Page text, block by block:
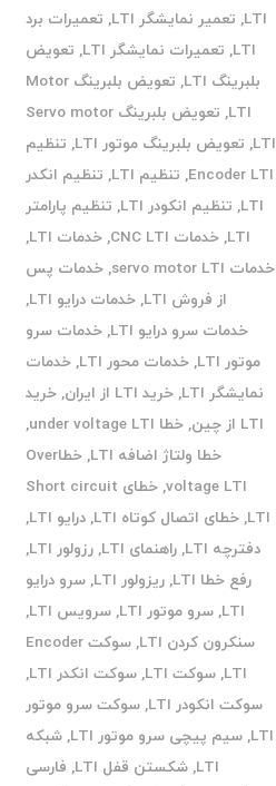
LTI
, تعمیر نمایشگر LTI , تعمیرات برد
LTI
, تعمیرات نمایشگر LTI , تعویض
بلبرینگ LTI
,
تعویض بلبرینگ Motor
LTI
,
تعویض بلبرینگ Servo motor
LTI
, تعویض بلبرینگ موتور LTI , تنظیم
Encoder LTI
, تنظیم LTI , تنظیم انکدر
LTI
, تنظیم انکودر LTI , تنظیم پارامتر
LTI
,خدمات CNC LTI ,خدمات LTI
,
خدمات servo motor LTI
,خدمات پس
از فروش LTI
,خدمات درایو LTI
,
خدمات سرو درایو LTI
,خدمات سرو
موتور LTI
,خدمات محور LTI ,خدمات
نمایشگر LTI
,خرید LTI از ایران ,خرید
LTI از چین
,خطا under voltage LTI
,
خطا ولتاژ اضافه LTI
,
خطاOver
voltage LTI
,
خطای Short circuit
LTI
,خطای اتصال کوتاه LTI ,درایو LTI
,
دفترچه LTI
,راهنمای LTI ,رزولور LTI
,
رفع خطا LTI
,ریزولور LTI ,سرو درایو
LTI
,سرو موتور LTI ,سرویس LTI
,
سنکرون کردن LTI
,
سوکت Encoder
LTI
,سوکت LTI ,سوکت انکدر LTI
,
سوکت انکودر LTI
,سوکت سرو موتور
LTI
,سیم پیچی سرو موتور LTI ,شبکه
LTI
,شکستن قفل LTI , فارسی